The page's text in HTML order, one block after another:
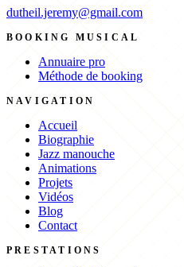
dutheil.jeremy@gmail.com
BOOKING MUSICAL
Annuaire pro
Méthode de booking
NAVIGATION
Accueil
Biographie
Jazz manouche
Animations
Projets
Vidéos
Blog
Contact
PRESTATIONS